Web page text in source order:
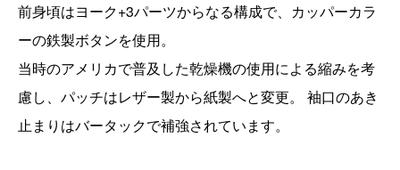
前身頃はヨーク+3パーツからなる構成で、カッパーカラ
ーの鉄製ボタンを使用。
当時のアメリカで普及した乾燥機の使用による縮みを考
慮し、パッチはレザー製から紙製へと変更。 袖口のあき
止まりはバータックで補強されています。